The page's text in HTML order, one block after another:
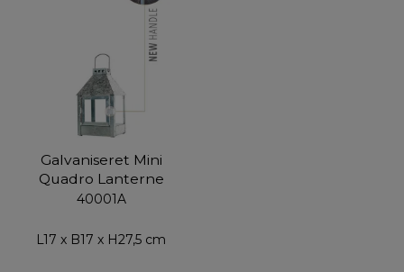
Galvaniseret Mini
Quadro Lanterne
40001A
L17 x B17 x H27,5 cm